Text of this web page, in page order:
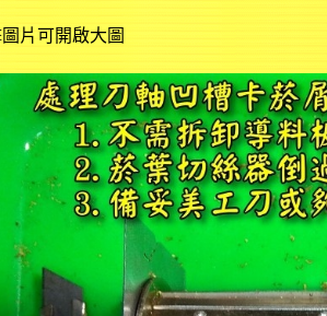
片可開啟大圖